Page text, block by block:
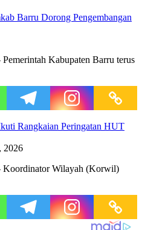
Barru Dorong Pengembangan
Kabupaten Barru terus
Rangkaian Peringatan HUT
2026
Wilayah (Korwil)